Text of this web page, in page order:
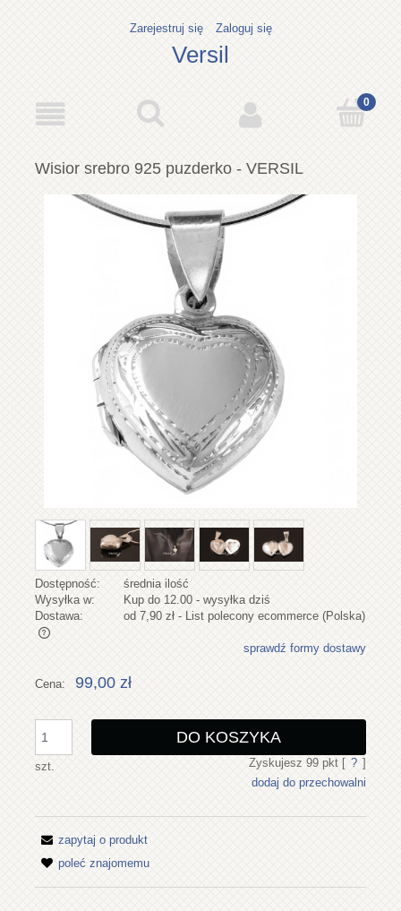
Zarejestruj się Zaloguj się
Versil
Wisior srebro 925 puzderko - VERSIL
Dostępność:
średnia ilość
Wysyłka w:
Kup do 12.00 - wysyłka dziś
Dostawa:
od 7,90 zł - List polecony ecommerce (Polska)
Cena nie zawiera ewentualnych kosztów płatności
sprawdź formy dostawy
Cena: 99,00 zł
szt.
DO KOSZYKA
Zyskujesz 99pkt [ ? ]
dodaj do przechowalni
zapytaj o produkt
poleć znajomemu